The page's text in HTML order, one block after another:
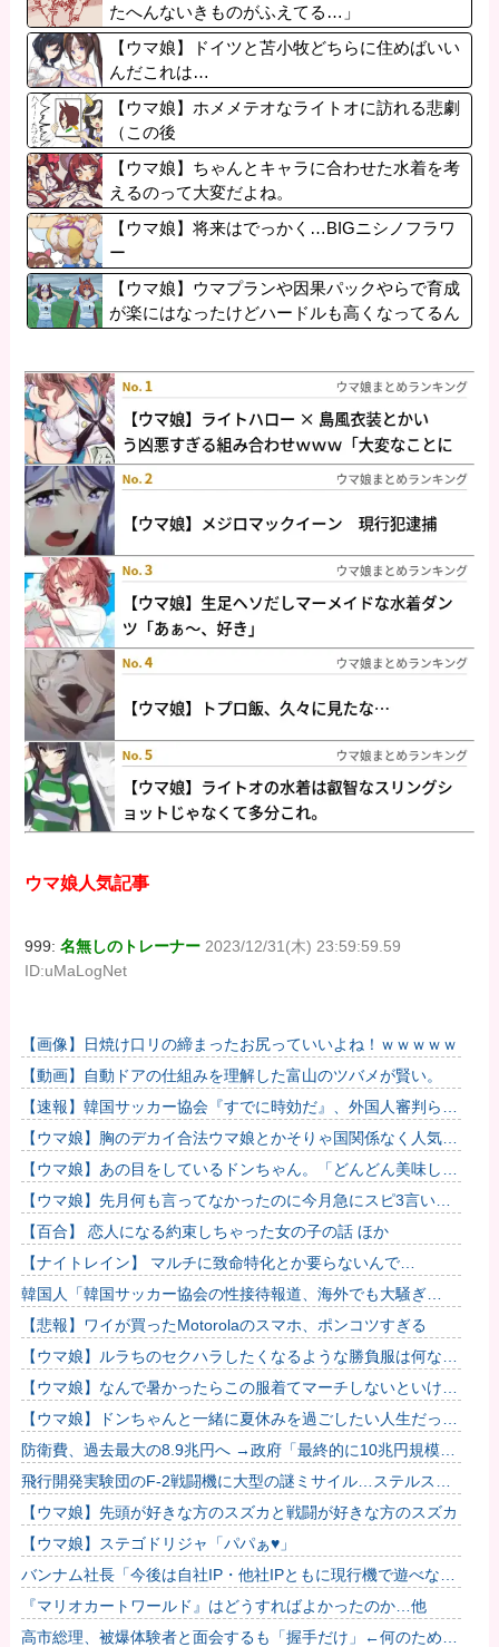
たへんないきものがふえてる…」
【ウマ娘】ドイツと苫小牧どちらに住めばいい
んだこれは…
【ウマ娘】ホメメテオなライトオに訪れる悲劇
（この後
【ウマ娘】ちゃんとキャラに合わせた水着を考
えるのって大変だよね。
【ウマ娘】将来はでっかく…BIGニシノフラワ
ー
【ウマ娘】ウマプランや因果パックやらで育成
が楽にはなったけどハードルも高くなってるん
ウマ娘人気記事
999:名無しのトレーナー 2023/12/31(木) 23:59:59.59
ID:uMaLogNet
【画像】日焼け口リの締まったお尻っていいよね！ｗｗｗｗｗ
【動画】自動ドアの仕組みを理解した富山のツバメが賢い。
【速報】韓国サッカー協会『すでに時効だ』、外国人審判らへ
性的接待疑惑→ロンドン五輪は銅メダルはく奪の可能性「審判
の国籍は...
【ウマ娘】胸のデカイ合法ウマ娘とかそりゃ国関係なく人気出
るわな
【ウマ娘】あの目をしているドンちゃん。「どんどん美味しく
実る…♡」
【ウマ娘】先月何も言ってなかったのに今月急にスピ3言い出
したのが怪しいよな。
【百合】 恋人になる約束しちゃった女の子の話 ほか
【ナイトレイン】 マルチに致命特化とか要らないんで…
韓国人「韓国サッカー協会の性接待報道、海外でも大騒ぎ
に・・・2002年W杯4強の記録取り消しの声も」→「マジで国
の恥だ」...
【悲報】ワイが買ったMotorolaのスマホ、ポンコツすぎる
【ウマ娘】ルラちのセクハラしたくなるような勝負服は何なん
だろうね
【ウマ娘】なんで暑かったらこの服着てマーチしないといけな
いんだよぉ…
【ウマ娘】ドンちゃんと一緒に夏休みを過ごしたい人生だっ
た…
防衛費、過去最大の8.9兆円へ →政府「最終的に10兆円規模に
なる可能性」
飛行開発実験団のF-2戦闘機に大型の謎ミサイル…ステルス性
と射程1000kmを誇る「最新鋭の空母キラー」か？！
【ウマ娘】先頭が好きな方のスズカと戦闘が好きな方のスズカ
【ウマ娘】ステゴドリジャ「パパぁ♥」
バンナム社長「今後は自社IP・他社IPともに現行機で遊べない
名作を積極的にリマスターしていく」他
『マリオカートワールド』はどうすればよかったのか…他
高市総理、被爆体験者と面会するも「握手だけ」←何のために